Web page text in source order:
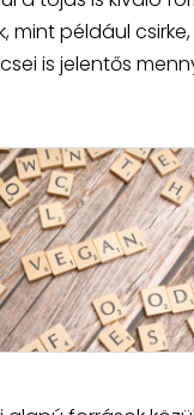
mint például
is jelentős